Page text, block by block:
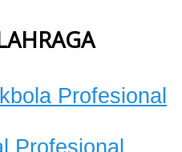
Profesional
Profesional